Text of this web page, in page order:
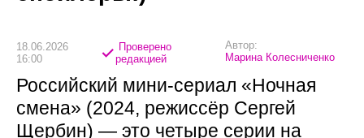
18.06.2026
16:00
Проверено
редакцией
Автор:
Марина Колесниченко
Российский мини-сериал «Ночная
смена» (2024, режиссёр Сергей
Щербин) — это четыре серии на